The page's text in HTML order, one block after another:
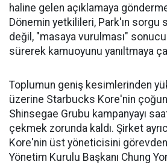
haline gelen açıklamaya
Dönemin yetkilileri, Park'ın sorgu
değil, "masaya vurulması"
sürerek kamuoyunu yanıltmaya
Toplumun geniş kesimlerinden
üzerine Starbucks Kore'nin
Shinsegae Grubu kampanyayı
çekmek zorunda kaldı. Şirket
Kore'nin üst yöneticisini görevden
Yönetim Kurulu Başkanı Chung